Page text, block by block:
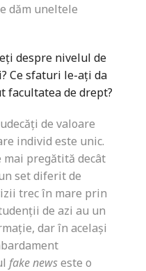
dăm uneltele
despre nivelul de
Ce sfaturi le-ați da
facultatea de drept?
de valoare
individ este unic.
mai pregătită decât
set diferit de
trec în mare prin
de azi au un
dar în același
fake newseste o